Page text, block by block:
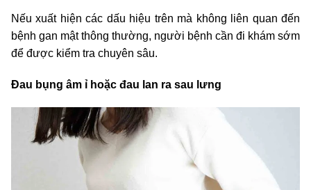
Nếu xuất hiện các dấu hiệu trên mà không liên quan đến
bệnh gan mật thông thường, người bệnh cần đi khám sớm
để được kiểm tra chuyên sâu.
Đau bụng âm ỉ hoặc đau lan ra sau lưng